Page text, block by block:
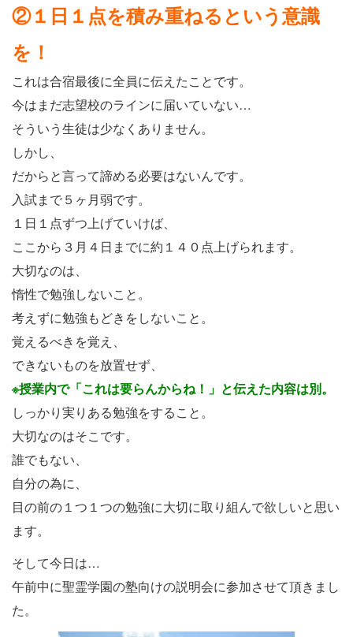
②１日１点を積み重ねるという意識
を！
これは合宿最後に全員に伝えたことです。
今はまだ志望校のラインに届いていない…
そういう生徒は少なくありません。
しかし、
だからと言って諦める必要はないんです。
入試まで５ヶ月弱です。
１日１点ずつ上げていけば、
ここから３月４日までに約１４０点上げられます。
大切なのは、
惰性で勉強しないこと。
考えずに勉強もどきをしないこと。
覚えるべきを覚え、
できないものを放置せず、
※授業内で「これは要らんからね！」と伝えた内容は別。
しっかり実りある勉強をすること。
大切なのはそこです。
誰でもない、
自分の為に、
目の前の１つ１つの勉強に大切に取り組んで欲しいと思い
ます。
そして今日は…
午前中に聖霊学園の塾向けの説明会に参加させて頂きまし
た。